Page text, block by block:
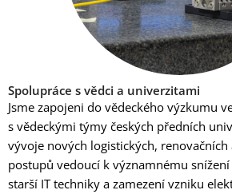
Spolupráce s vědci a univerzitami
Jsme zapojeni do vědeckého výzkumu
s vědeckými týmy českých předních
vývoje nových logistických, renovačních
postupů vedoucí k významnému
starší IT techniky a zamezení vzniku